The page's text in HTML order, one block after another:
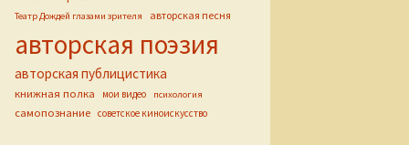
Театр Дождей глазами зрителя авторская песня
авторская поэзия
авторская публицистика
книжная полка мои видео психология
самопознание советское киноискусство